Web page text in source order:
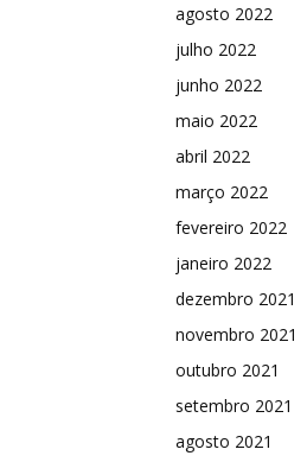
agosto 2022
julho 2022
junho 2022
maio 2022
abril 2022
março 2022
fevereiro 2022
janeiro 2022
dezembro 2021
novembro 2021
outubro 2021
setembro 2021
agosto 2021